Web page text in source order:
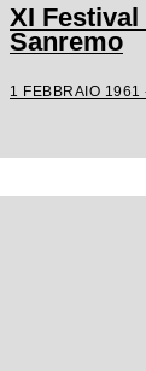
XI
Sanremo
1 FEBBRAIO 1961